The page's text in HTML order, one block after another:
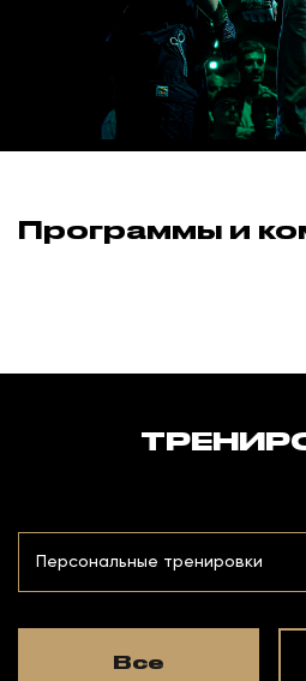
Тренер групповых
Программы и
Персональные тренировки
Все